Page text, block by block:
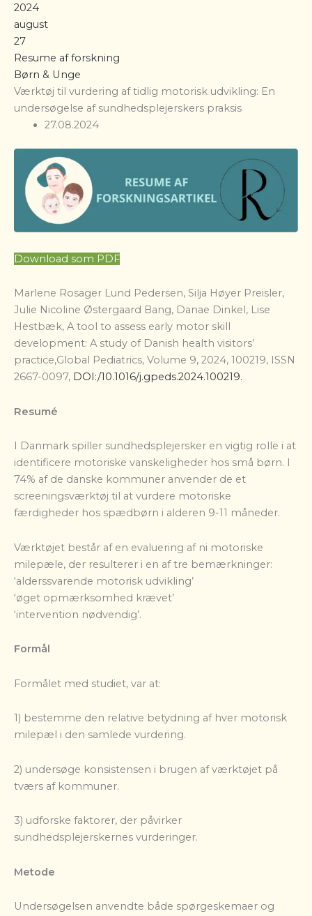
2024
august
27
Resume af forskning
Børn & Unge
Værktøj til vurdering af tidlig motorisk udvikling: En
undersøgelse af sundhedsplejerskers praksis
27.08.2024
Download som PDF
Marlene Rosager Lund Pedersen, Silja Høyer Preisler,
Julie Nicoline Østergaard Bang, Danae Dinkel, Lise
Hestbæk, A tool to assess early motor skill
development: A study of Danish health visitors’
practice,Global Pediatrics, Volume 9, 2024, 100219, ISSN
2667-0097, DOI:/10.1016/j.gpeds.2024.100219.
Resumé
I Danmark spiller sundhedsplejersker en vigtig rolle i at
identificere motoriske vanskeligheder hos små børn. I
74% af de danske kommuner anvender de et
screeningsværktøj til at vurdere motoriske
færdigheder hos spædbørn i alderen 9-11 måneder.
Værktøjet består af en evaluering af ni motoriske
milepæle, der resulterer i en af tre bemærkninger:
‘alderssvarende motorisk udvikling’
‘øget opmærksomhed krævet’
‘intervention nødvendig’.
Formål
Formålet med studiet, var at:
1) bestemme den relative betydning af hver motorisk
milepæl i den samlede vurdering.
2) undersøge konsistensen i brugen af værktøjet på
tværs af kommuner.
3) udforske faktorer, der påvirker
sundhedsplejerskernes vurderinger.
Metode
Undersøgelsen anvendte både spørgeskemaer og